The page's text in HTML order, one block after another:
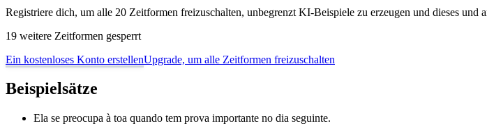
Registriere dich, um alle 20 Zeitformen freizuschalten, unbegrenzt KI-Beispiele zu erzeugen und dieses
19 weitere Zeitformen gesperrt
Ein kostenloses Konto erstellenUpgrade, um alle Zeitformen freizuschalten
Beispielsätze
Ela se preocupa à toa quando tem prova importante no dia seguinte.